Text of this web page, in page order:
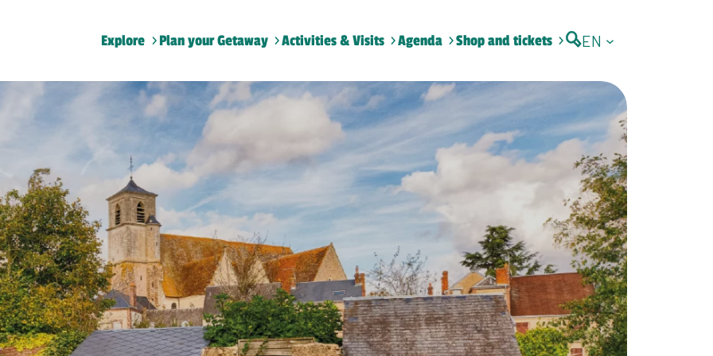
Explore Plan your Getaway Activities & Visits Agenda Shop and tickets EN